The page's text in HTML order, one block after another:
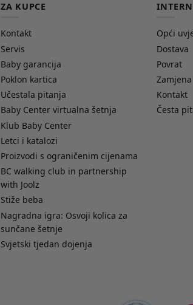
ZA KUPCE
Kontakt
Servis
Baby garancija
Poklon kartica
Učestala pitanja
Baby Center virtualna šetnja
Klub Baby Center
Letci i katalozi
Proizvodi s ograničenim cijenama
BC walking club in partnership
with Joolz
Stiže beba
Nagradna igra: Osvoji kolica za
sunčane šetnje
Svjetski tjedan dojenja
Opći
Dostava
Povrat
Kontakt
Česta